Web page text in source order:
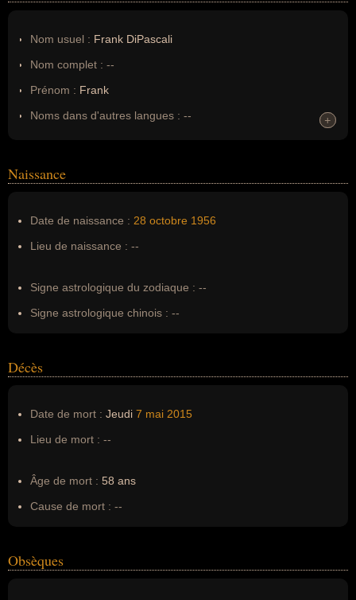
Nom usuel : Frank DiPascali
Nom complet : --
Prénom : Frank
Noms dans d'autres langues : --
Nom de famille :DiPascali
+
+
Naissance
Date de naissance : 28 octobre 1956
Lieu de naissance : --
Signe astrologique du zodiaque : --
Signe astrologique chinois : --
Décès
Date de mort : Jeudi 7 mai 2015
Lieu de mort : --
Âge de mort : 58 ans
Cause de mort : --
Obsèques